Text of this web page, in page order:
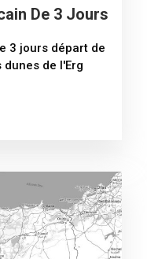
De 3 Jours
3 jours départ de
de l'Erg